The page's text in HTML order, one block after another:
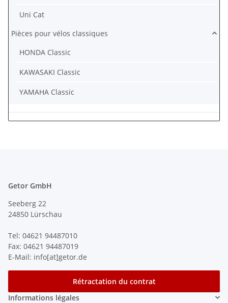
Uni Cat
Pièces pour vélos classiques
HONDA Classic
KAWASAKI Classic
YAMAHA Classic
Getor GmbH
Seeberg 22
24850 Lürschau
Tel: 04621 94487010
Fax: 04621 94487019
E-Mail: info[at]getor.de
Rétractation du contrat
Informations légales